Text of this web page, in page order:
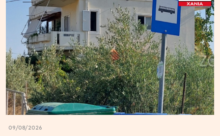
09/08/2026